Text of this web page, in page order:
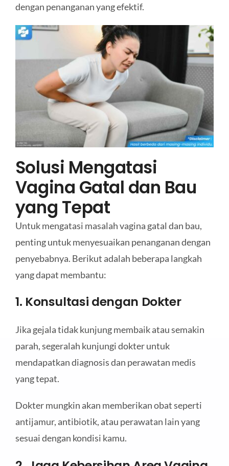
dengan penanganan yang efektif.
Solusi Mengatasi
Vagina Gatal dan Bau
yang Tepat
Untuk mengatasi masalah vagina gatal dan bau,
penting untuk menyesuaikan penanganan dengan
penyebabnya. Berikut adalah beberapa langkah
yang dapat membantu:
1. Konsultasi dengan Dokter
Jika gejala tidak kunjung membaik atau semakin
parah, segeralah kunjungi dokter untuk
mendapatkan diagnosis dan perawatan medis
yang tepat.
Dokter mungkin akan memberikan obat seperti
antijamur, antibiotik, atau perawatan lain yang
sesuai dengan kondisi kamu.